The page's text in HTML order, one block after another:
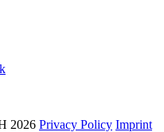
2026 Privacy Policy Imprint